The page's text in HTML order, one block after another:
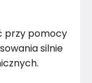
przy pomocy
silnie